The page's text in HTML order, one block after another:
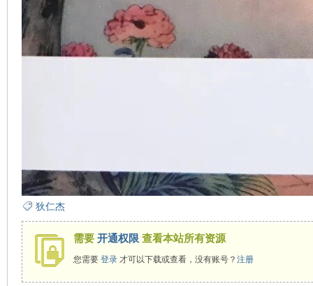
狄仁杰
需要 开通权限 查看本站所有资源
您需要 登录才可以下载或查看，没有账号？ 注册